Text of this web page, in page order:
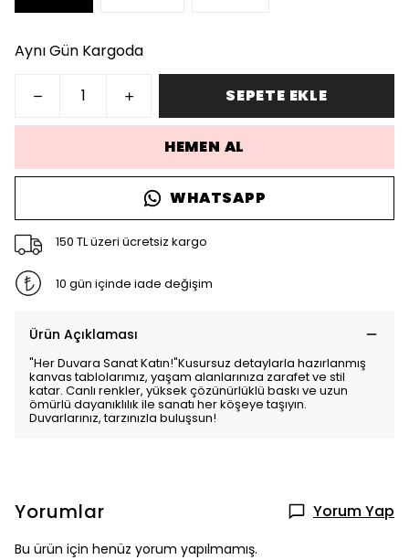
Aynı Gün Kargoda
SEPETE EKLE
HEMEN AL
WHATSAPP
150 TL üzeri ücretsiz kargo
10 gün içinde iade değişim
Ürün Açıklaması
"Her Duvara Sanat Katın!"Kusursuz detaylarla hazırlanmış
kanvas tablolarımız, yaşam alanlarınıza zarafet ve stil
katar. Canlı renkler, yüksek çözünürlüklü baskı ve uzun
ömürlü dayanıklılık ile sanatı her köşeye taşıyın.
Duvarlarınız, tarzınızla buluşsun!
Yorumlar Yorum Yap
Bu ürün için henüz yorum yapılmamış.